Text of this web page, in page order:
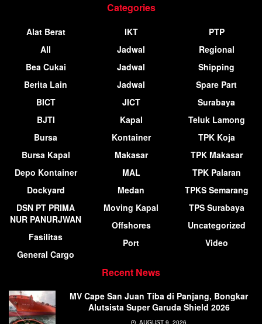
Categories
Alat Berat
All
Bea Cukai
Berita Lain
BICT
BJTI
Bursa
Bursa Kapal
Depo Kontainer
Dockyard
DSN PT PRIMA
NUR PANURJWAN
Fasilitas
General Cargo
IKT
Jadwal
Jadwal
Jadwal
JICT
Kapal
Kontainer
Makasar
MAL
Medan
Moving Kapal
Offshores
Port
PTP
Regional
Shipping
Spare Part
Surabaya
Teluk Lamong
TPK Koja
TPK Makasar
TPK Palaran
TPKS Semarang
TPS Surabaya
Uncategorized
Video
Recent News
MV Cape San Juan Tiba di Panjang, Bongkar
Alutsista Super Garuda Shield 2026
AUGUST 9, 2026